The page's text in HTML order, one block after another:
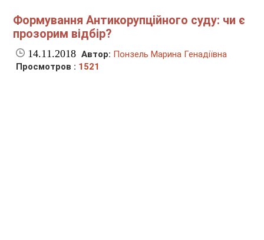
Формування Антикорупційного суду: чи є
прозорим відбір?
14.11.2018 Автор: Понзель Марина Генадіївна
Просмотров : 1521